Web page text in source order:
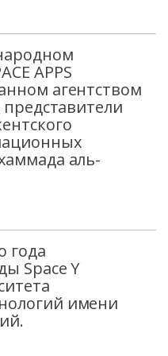
APPS
агентством
аль-
года
Space Y
имени